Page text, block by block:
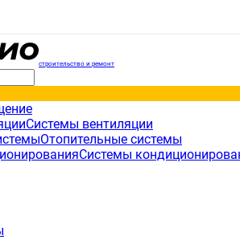
строительство и ремонт
Системы вентиляции
Отопительные системы
Системы